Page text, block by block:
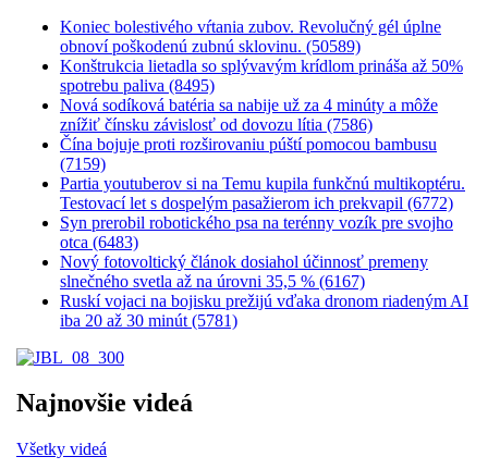
Koniec bolestivého vŕtania zubov. Revolučný gél úplne
obnoví poškodenú zubnú sklovinu. (50589)
Konštrukcia lietadla so splývavým krídlom prináša až 50%
spotrebu paliva (8495)
Nová sodíková batéria sa nabije už za 4 minúty a môže
znížiť čínsku závislosť od dovozu lítia (7586)
Čína bojuje proti rozširovaniu púští pomocou bambusu
(7159)
Partia youtuberov si na Temu kupila funkčnú multikoptéru.
Testovací let s dospelým pasažierom ich prekvapil (6772)
Syn prerobil robotického psa na terénny vozík pre svojho
otca (6483)
Nový fotovoltický článok dosiahol účinnosť premeny
slnečného svetla až na úrovni 35,5 % (6167)
Ruskí vojaci na bojisku prežijú vďaka dronom riadeným AI
iba 20 až 30 minút (5781)
Najnovšie videá
Všetky videá